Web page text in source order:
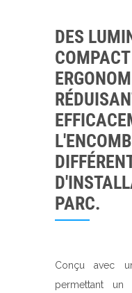
DES
PARC.
Conçu avec
permettant un